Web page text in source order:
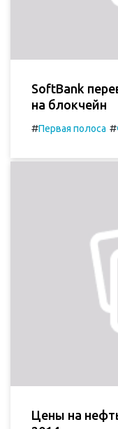
SoftBank
на блокчейн
#Первая полоса #
Цены на